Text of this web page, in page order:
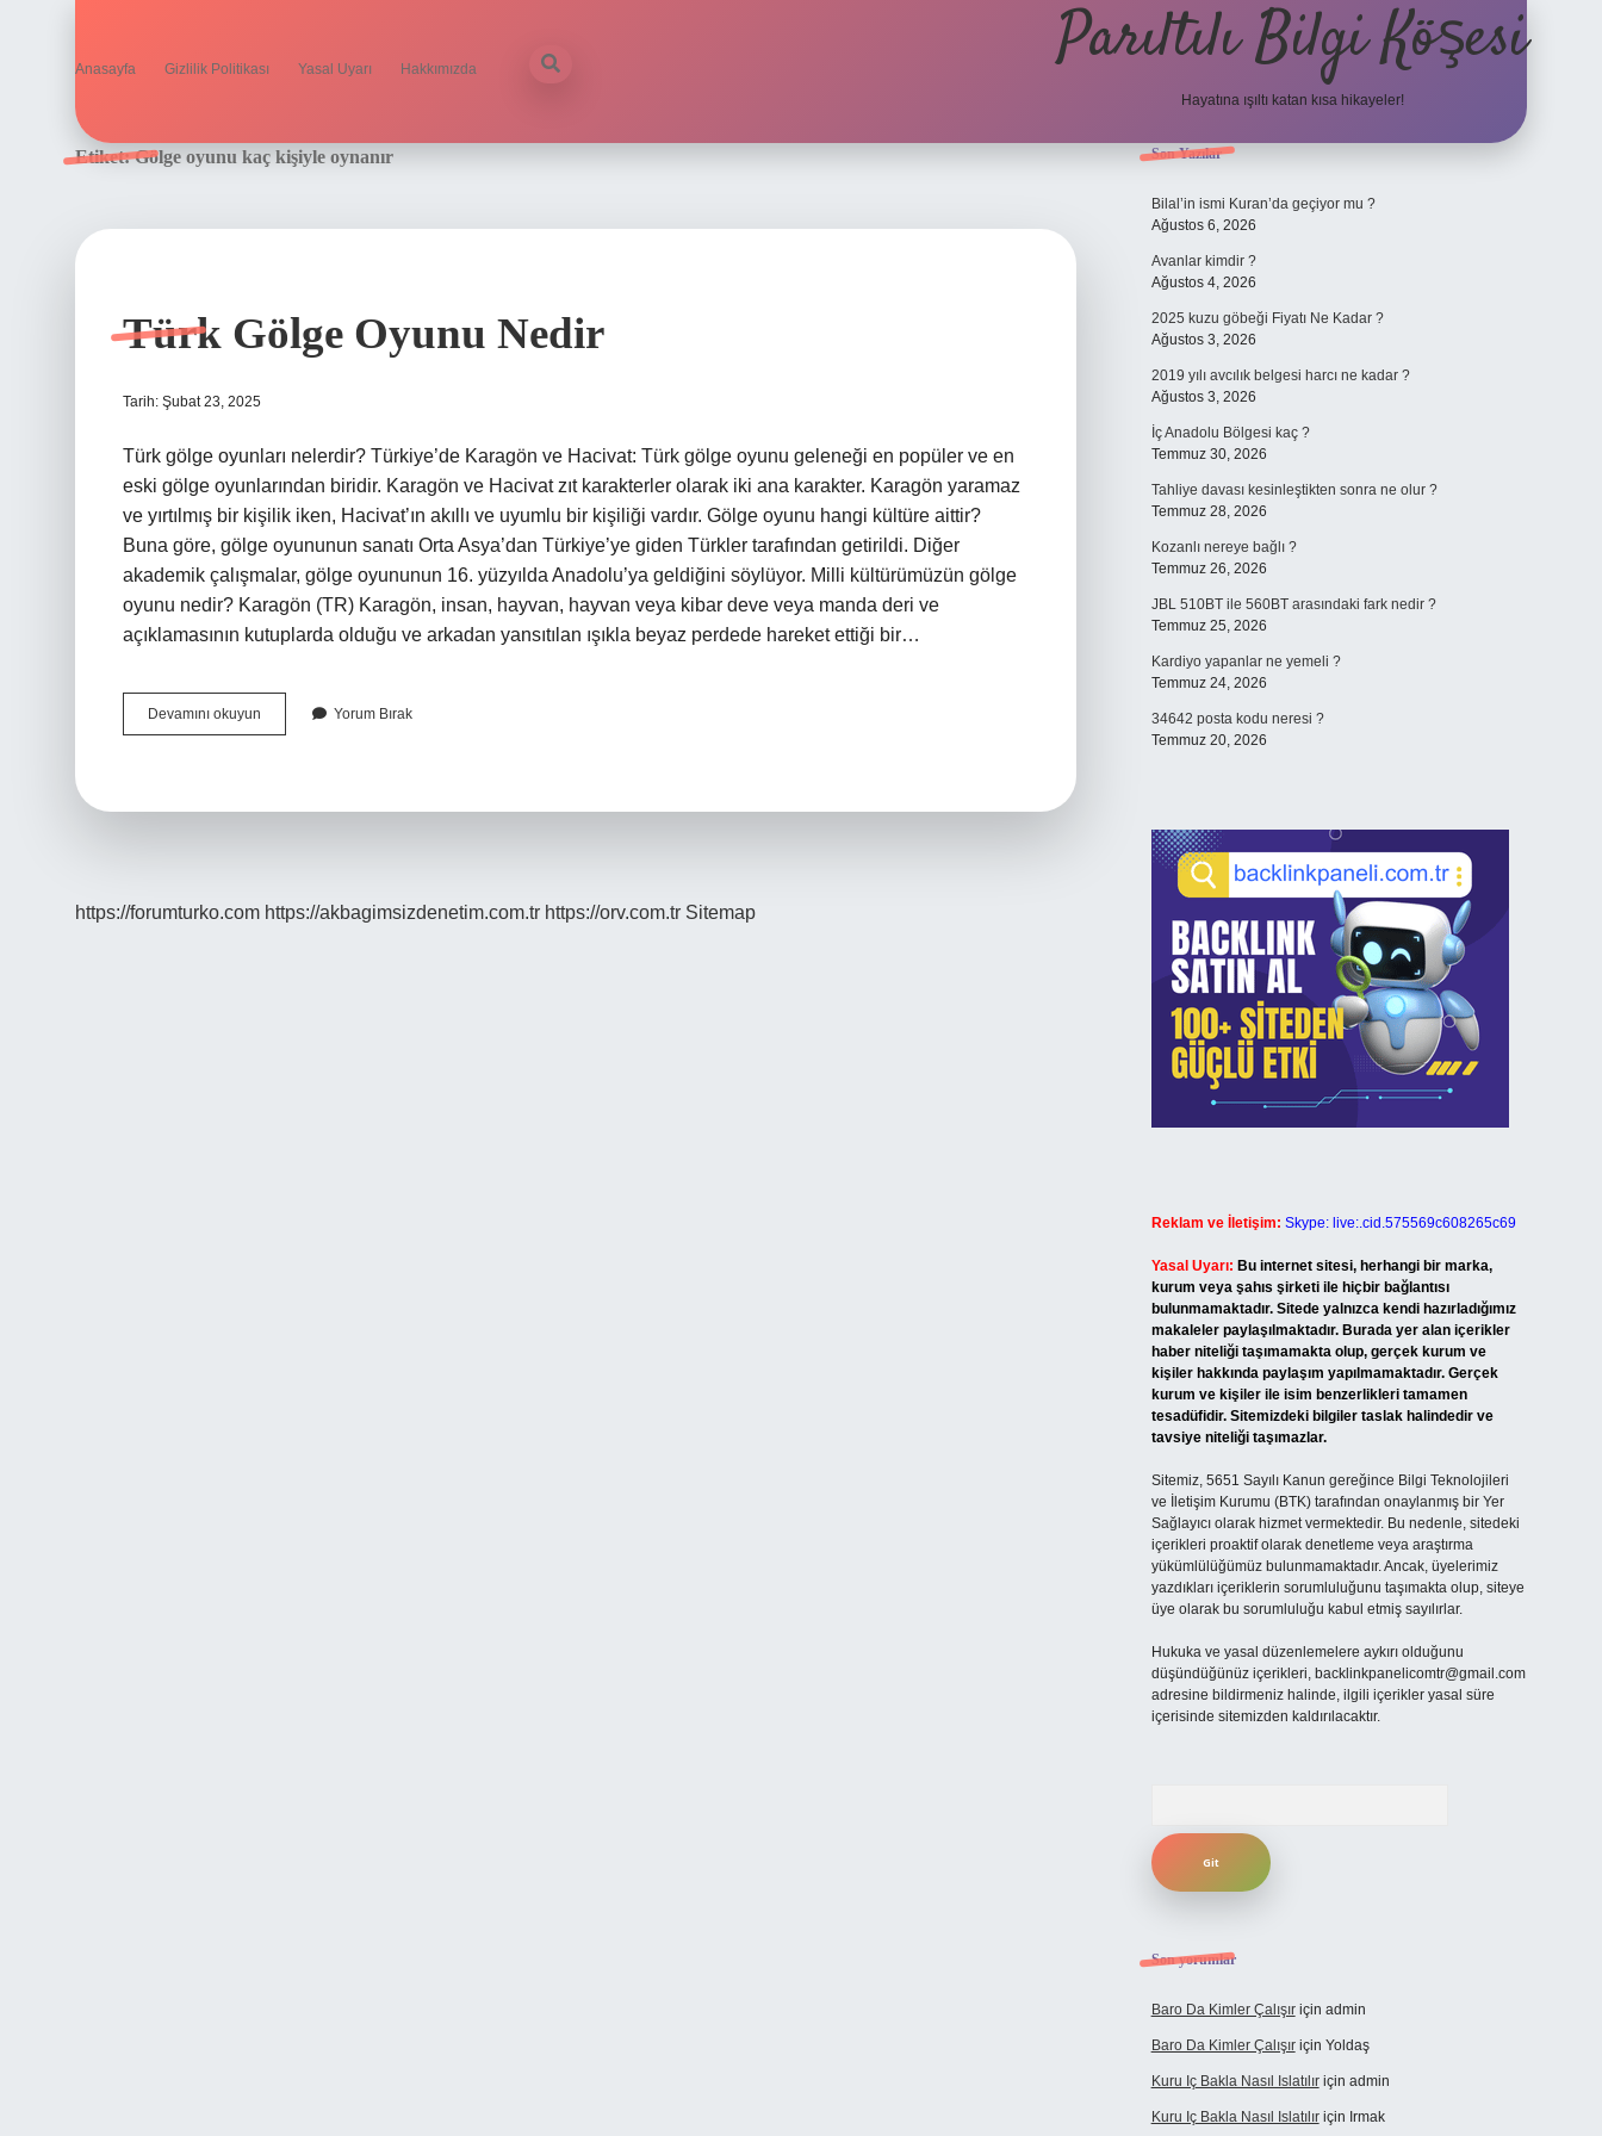
Anasayfa Gizlilik Politikası Yasal Uyarı Hakkımızda Parıltılı Bilgi Köşesi
Hayatına ışıltı katan kısa hikayeler!
Etiket:Gölge oyunu kaç kişiyle oynanır
Türk Gölge Oyunu Nedir
Tarih: Şubat 23, 2025
Türk gölge oyunları nelerdir? Türkiye’de Karagön ve Hacivat: Türk gölge oyunu geleneği en popüler ve en
eski gölge oyunlarından biridir. Karagön ve Hacivat zıt karakterler olarak iki ana karakter. Karagön yaramaz
ve yırtılmış bir kişilik iken, Hacivat’ın akıllı ve uyumlu bir kişiliği vardır. Gölge oyunu hangi kültüre aittir?
Buna göre, gölge oyununun sanatı Orta Asya’dan Türkiye’ye giden Türkler tarafından getirildi. Diğer
akademik çalışmalar, gölge oyununun 16. yüzyılda Anadolu’ya geldiğini söylüyor. Milli kültürümüzün gölge
oyunu nedir? Karagön (TR) Karagön, insan, hayvan, hayvan veya kibar deve veya manda deri ve
açıklamasının kutuplarda olduğu ve arkadan yansıtılan ışıkla beyaz perdede hareket ettiği bir…
Devamını okuyun
Gölge
Yorum Bırak
https://forumturko.com https://akbagimsizdenetim.com.tr https://orv.com.tr Sitemap
Sidebar
Son Yazılar
Bilal’in ismi Kuran’da geçiyor mu ?
Ağustos 6, 2026
Avanlar kimdir ?
Ağustos 4, 2026
2025 kuzu göbeği Fiyatı Ne Kadar ?
Ağustos 3, 2026
2019 yılı avcılık belgesi harcı ne kadar ?
Ağustos 3, 2026
İç Anadolu Bölgesi kaç ?
Temmuz 30, 2026
Tahliye davası kesinleştikten sonra ne olur ?
Temmuz 28, 2026
Kozanlı nereye bağlı ?
Temmuz 26, 2026
JBL 510BT ile 560BT arasındaki fark nedir ?
Temmuz 25, 2026
Kardiyo yapanlar ne yemeli ?
Temmuz 24, 2026
34642 posta kodu neresi ?
Temmuz 20, 2026
Reklam ve İletişim: Skype: live:.cid.575569c608265c69
Yasal Uyarı: Bu internet sitesi, herhangi bir marka,
kurum veya şahıs şirketi ile hiçbir bağlantısı
bulunmamaktadır. Sitede yalnızca kendi hazırladığımız
makaleler paylaşılmaktadır. Burada yer alan içerikler
haber niteliği taşımamakta olup, gerçek kurum ve
kişiler hakkında paylaşım yapılmamaktadır. Gerçek
kurum ve kişiler ile isim benzerlikleri tamamen
tesadüfidir. Sitemizdeki bilgiler taslak halindedir ve
tavsiye niteliği taşımazlar.
Sitemiz, 5651 Sayılı Kanun gereğince Bilgi Teknolojileri
ve İletişim Kurumu (BTK) tarafından onaylanmış bir Yer
Sağlayıcı olarak hizmet vermektedir. Bu nedenle, sitedeki
içerikleri proaktif olarak denetleme veya araştırma
yükümlülüğümüz bulunmamaktadır. Ancak, üyelerimiz
yazdıkları içeriklerin sorumluluğunu taşımakta olup, siteye
üye olarak bu sorumluluğu kabul etmiş sayılırlar.
Hukuka ve yasal düzenlemelere aykırı olduğunu
düşündüğünüz içerikleri, backlinkpanelicomtr@gmail.com
adresine bildirmeniz halinde, ilgili içerikler yasal süre
içerisinde sitemizden kaldırılacaktır.
Son yorumlar
Baro Da Kimler Çalışıriçin admin
Baro Da Kimler Çalışıriçin Yoldaş
Kuru Iç Bakla Nasıl Islatılıriçin admin
Kuru Iç Bakla Nasıl Islatılıriçin Irmak